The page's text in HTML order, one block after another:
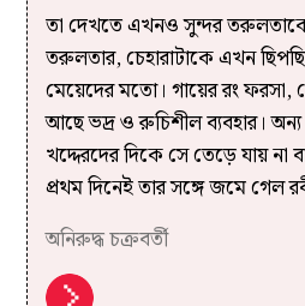
তা দেখতে এখনও সুন্দর
তরুলতার, চেহারাটাকে এখন
মেয়েদের মতো। গায়ের রং
আছে ভদ্র ও রুচিশীল ব্যবহার।
খদ্দেরদের দিকে সে তেড়ে যায় না
প্রথম দিনেই তার সঙ্গে জমে গেল
অনিরুদ্ধ চক্রবর্তী